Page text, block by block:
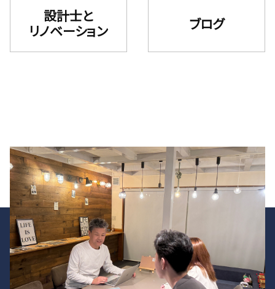
設計士と
リノベーション
ブログ